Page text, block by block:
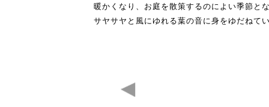
暖かくなり、お庭を散策するのによい季節と
サヤサヤと風にゆれる葉の音に身をゆだねて